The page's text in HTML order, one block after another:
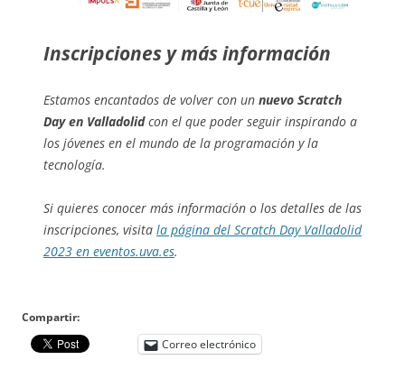
Inscripciones y más información
Estamos encantados de volver con un nuevo Scratch
Day en Valladolidcon el que poder seguir inspirando a
los jóvenes en el mundo de la programación y la
tecnología.
Si quieres conocer más información o los detalles de las
inscripciones, visita la página del Scratch Day Valladolid
2023 en eventos.uva.es.
Compartir:
Correo electrónico